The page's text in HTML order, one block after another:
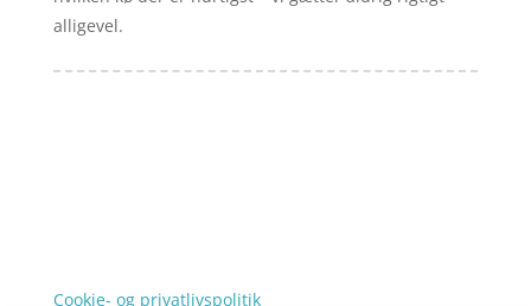
alligevel.
Cookie- og privatlivspolitik